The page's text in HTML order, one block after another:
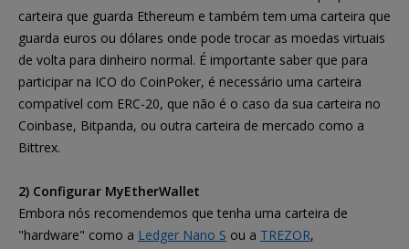
carteira que guarda Ethereum e também tem uma carteira que
guarda euros ou dólares onde pode trocar as moedas virtuais
de volta para dinheiro normal. É importante saber que para
participar na ICO do CoinPoker, é necessário uma carteira
compatível com ERC-20, que não é o caso da sua carteira no
Coinbase, Bitpanda, ou outra carteira de mercado como a
Bittrex.
2) Configurar MyEtherWallet
Embora nós recomendemos que tenha uma carteira de
"hardware" como a Ledger Nano S ou a TREZOR,